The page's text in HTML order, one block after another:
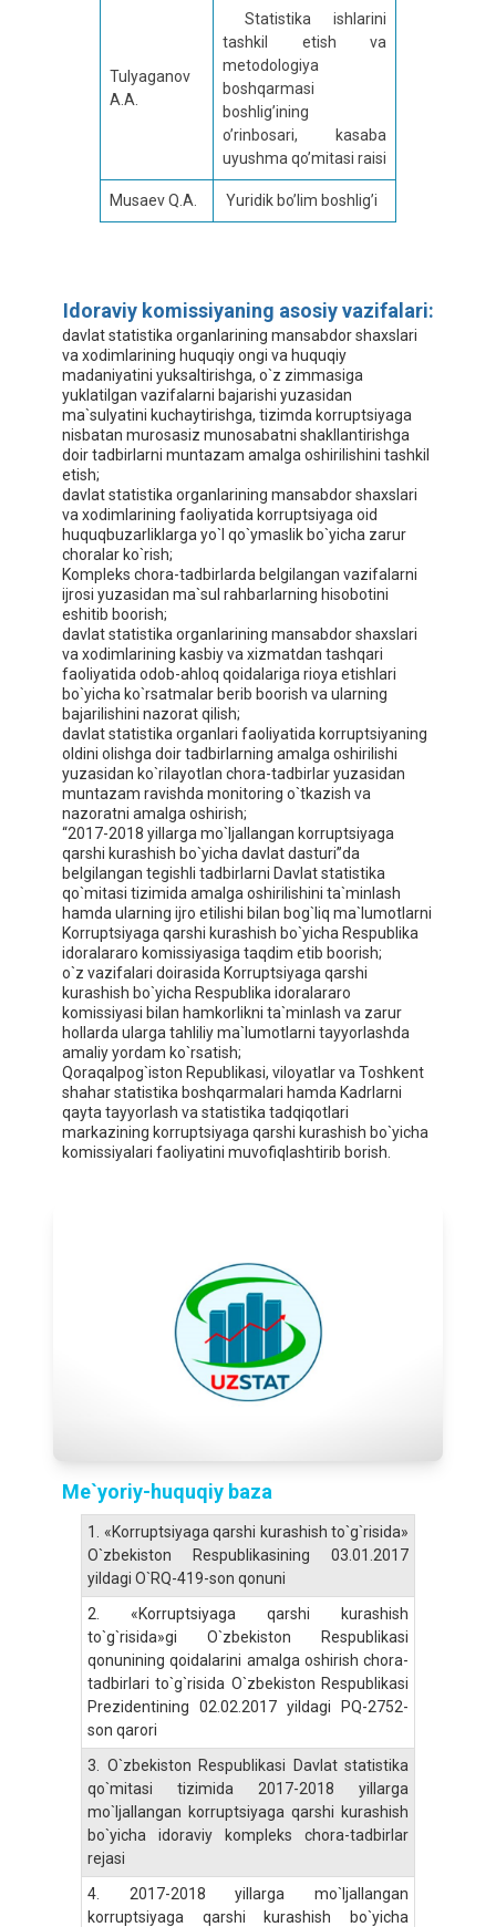
Tulyaganov
A.A.
Statistika ishlarini
tashkil etish va
metodologiya
boshqarmasi
boshlig’ining
o’rinbosari, kasaba
uyushma qo’mitasi raisi
Musaev Q.A. Yuridik bo’lim boshlig’i
Idoraviy komissiyaning asosiy vazifalari:
davlat statistika organlarining mansabdor shaxslari
va xodimlarining huquqiy ongi va huquqiy
madaniyatini yuksaltirishga, o`z zimmasiga
yuklatilgan vazifalarni bajarishi yuzasidan
ma`sulyatini kuchaytirishga, tizimda korruptsiyaga
nisbatan murosasiz munosabatni shakllantirishga
doir tadbirlarni muntazam amalga oshirilishini tashkil
etish;
davlat statistika organlarining mansabdor shaxslari
va xodimlarining faoliyatida korruptsiyaga oid
huquqbuzarliklarga yo`l qo`ymaslik bo`yicha zarur
choralar ko`rish;
Kompleks chora-tadbirlarda belgilangan vazifalarni
ijrosi yuzasidan ma`sul rahbarlarning hisobotini
eshitib boorish;
davlat statistika organlarining mansabdor shaxslari
va xodimlarining kasbiy va xizmatdan tashqari
faoliyatida odob-ahloq qoidalariga rioya etishlari
bo`yicha ko`rsatmalar berib boorish va ularning
bajarilishini nazorat qilish;
davlat statistika organlari faoliyatida korruptsiyaning
oldini olishga doir tadbirlarning amalga oshirilishi
yuzasidan ko`rilayotlan chora-tadbirlar yuzasidan
muntazam ravishda monitoring o`tkazish va
nazoratni amalga oshirish;
“2017-2018 yillarga mo`ljallangan korruptsiyaga
qarshi kurashish bo`yicha davlat dasturi”da
belgilangan tegishli tadbirlarni Davlat statistika
qo`mitasi tizimida amalga oshirilishini ta`minlash
hamda ularning ijro etilishi bilan bog`liq ma`lumotlarni
Korruptsiyaga qarshi kurashish bo`yicha Respublika
idoralararo komissiyasiga taqdim etib boorish;
o`z vazifalari doirasida Korruptsiyaga qarshi
kurashish bo`yicha Respublika idoralararo
komissiyasi bilan hamkorlikni ta`minlash va zarur
hollarda ularga tahliliy ma`lumotlarni tayyorlashda
amaliy yordam ko`rsatish;
Qoraqalpog`iston Republikasi, viloyatlar va Toshkent
shahar statistika boshqarmalari hamda Kadrlarni
qayta tayyorlash va statistika tadqiqotlari
markazining korruptsiyaga qarshi kurashish bo`yicha
komissiyalari faoliyatini muvofiqlashtirib borish.
Me`yoriy-huquqiy baza
1. «Korruptsiyaga qarshi kurashish to`g`risida»
O`zbekiston Respublikasining 03.01.2017
yildagi O`RQ-419-son qonuni
2. «Korruptsiyaga qarshi kurashish
to`g`risida»gi O`zbekiston Respublikasi
qonunining qoidalarini amalga oshirish chora-
tadbirlari to`g`risida O`zbekiston Respublikasi
Prezidentining 02.02.2017 yildagi PQ-2752-
son qarori
3. O`zbekiston Respublikasi Davlat statistika
qo`mitasi tizimida 2017-2018 yillarga
mo`ljallangan korruptsiyaga qarshi kurashish
bo`yicha idoraviy kompleks chora-tadbirlar
rejasi
4. 2017-2018 yillarga mo`ljallangan
korruptsiyaga qarshi kurashish bo`yicha